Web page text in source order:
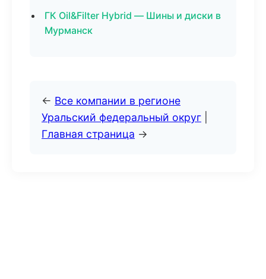
ГК Oil&Filter Hybrid — Шины и диски в
Мурманск
← Все компании в регионе
Уральский федеральный округ
Главная страница →